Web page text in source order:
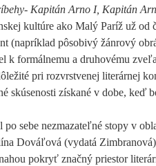
Kapitán Arno I, Kapitán
kultúre ako Malý Paríž už od
(napríklad pôsobivý žánrový
k formálnemu a druhovému
pri rozvrstvenej literárnej
skúsenosti získané v dobe,
sebe nezmazateľné stopy v
Dováľová (vydatá
pokryť značný priestor